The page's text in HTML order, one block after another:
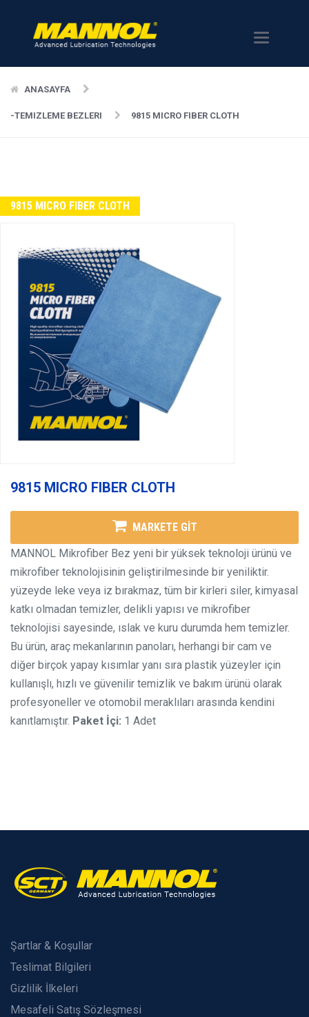
Menü
ANASAYFA
-TEMIZLEME BEZLERI 9815 MICRO FIBER CLOTH
9815 MICRO FIBER CLOTH
9815 MICRO FIBER CLOTH
MARKETE GİT
MANNOL Mikrofiber Bez yeni bir yüksek teknoloji ürünü ve
mikrofiber teknolojisinin geliştirilmesinde bir yeniliktir.
yüzeyde leke veya iz bırakmaz, tüm bir kirleri siler, kimyasal
katkı olmadan temizler, delikli yapısı ve mikrofiber
teknolojisi sayesinde, ıslak ve kuru durumda hem temizler.
Bu ürün, araç mekanlarının panoları, herhangi bir cam ve
diğer birçok yapay kısımlar yanı sıra plastik yüzeyler için
kullanışlı, hızlı ve güvenilir temizlik ve bakım ürünü olarak
profesyoneller ve otomobil meraklıları arasında kendini
kanıtlamıştır. Paket İçi: 1 Adet
Şartlar & Koşullar
Teslimat Bilgileri
Gizlilik İlkeleri
Mesafeli Satış Sözleşmesi